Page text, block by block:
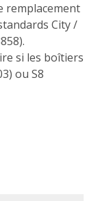
remplacement
City /
si les boîtiers
ou S8